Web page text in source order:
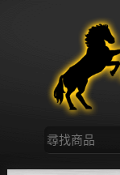
尋
找：